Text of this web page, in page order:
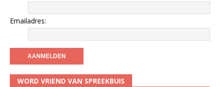
Emailadres:
WORD VRIEND VAN SPREEKBUIS